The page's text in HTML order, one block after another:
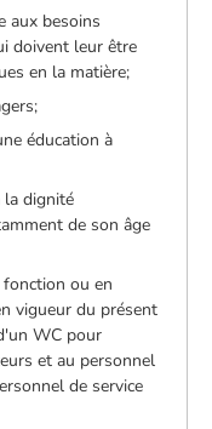
aux besoins
doivent leur être
en la matière;
éducation à
la dignité
de son âge
ou en
vigueur du présent
WC pour
et au personnel
de service